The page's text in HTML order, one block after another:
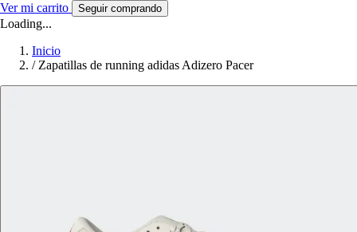
Ver mi carrito Seguir comprando
Loading...
Inicio
/ Zapatillas de running adidas Adizero Pacer